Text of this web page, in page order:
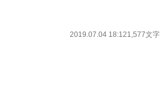
2019.07.04 18:121,577文字